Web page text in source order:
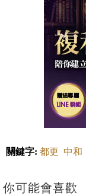
關鍵字: 都更 中和
你可能會喜歡